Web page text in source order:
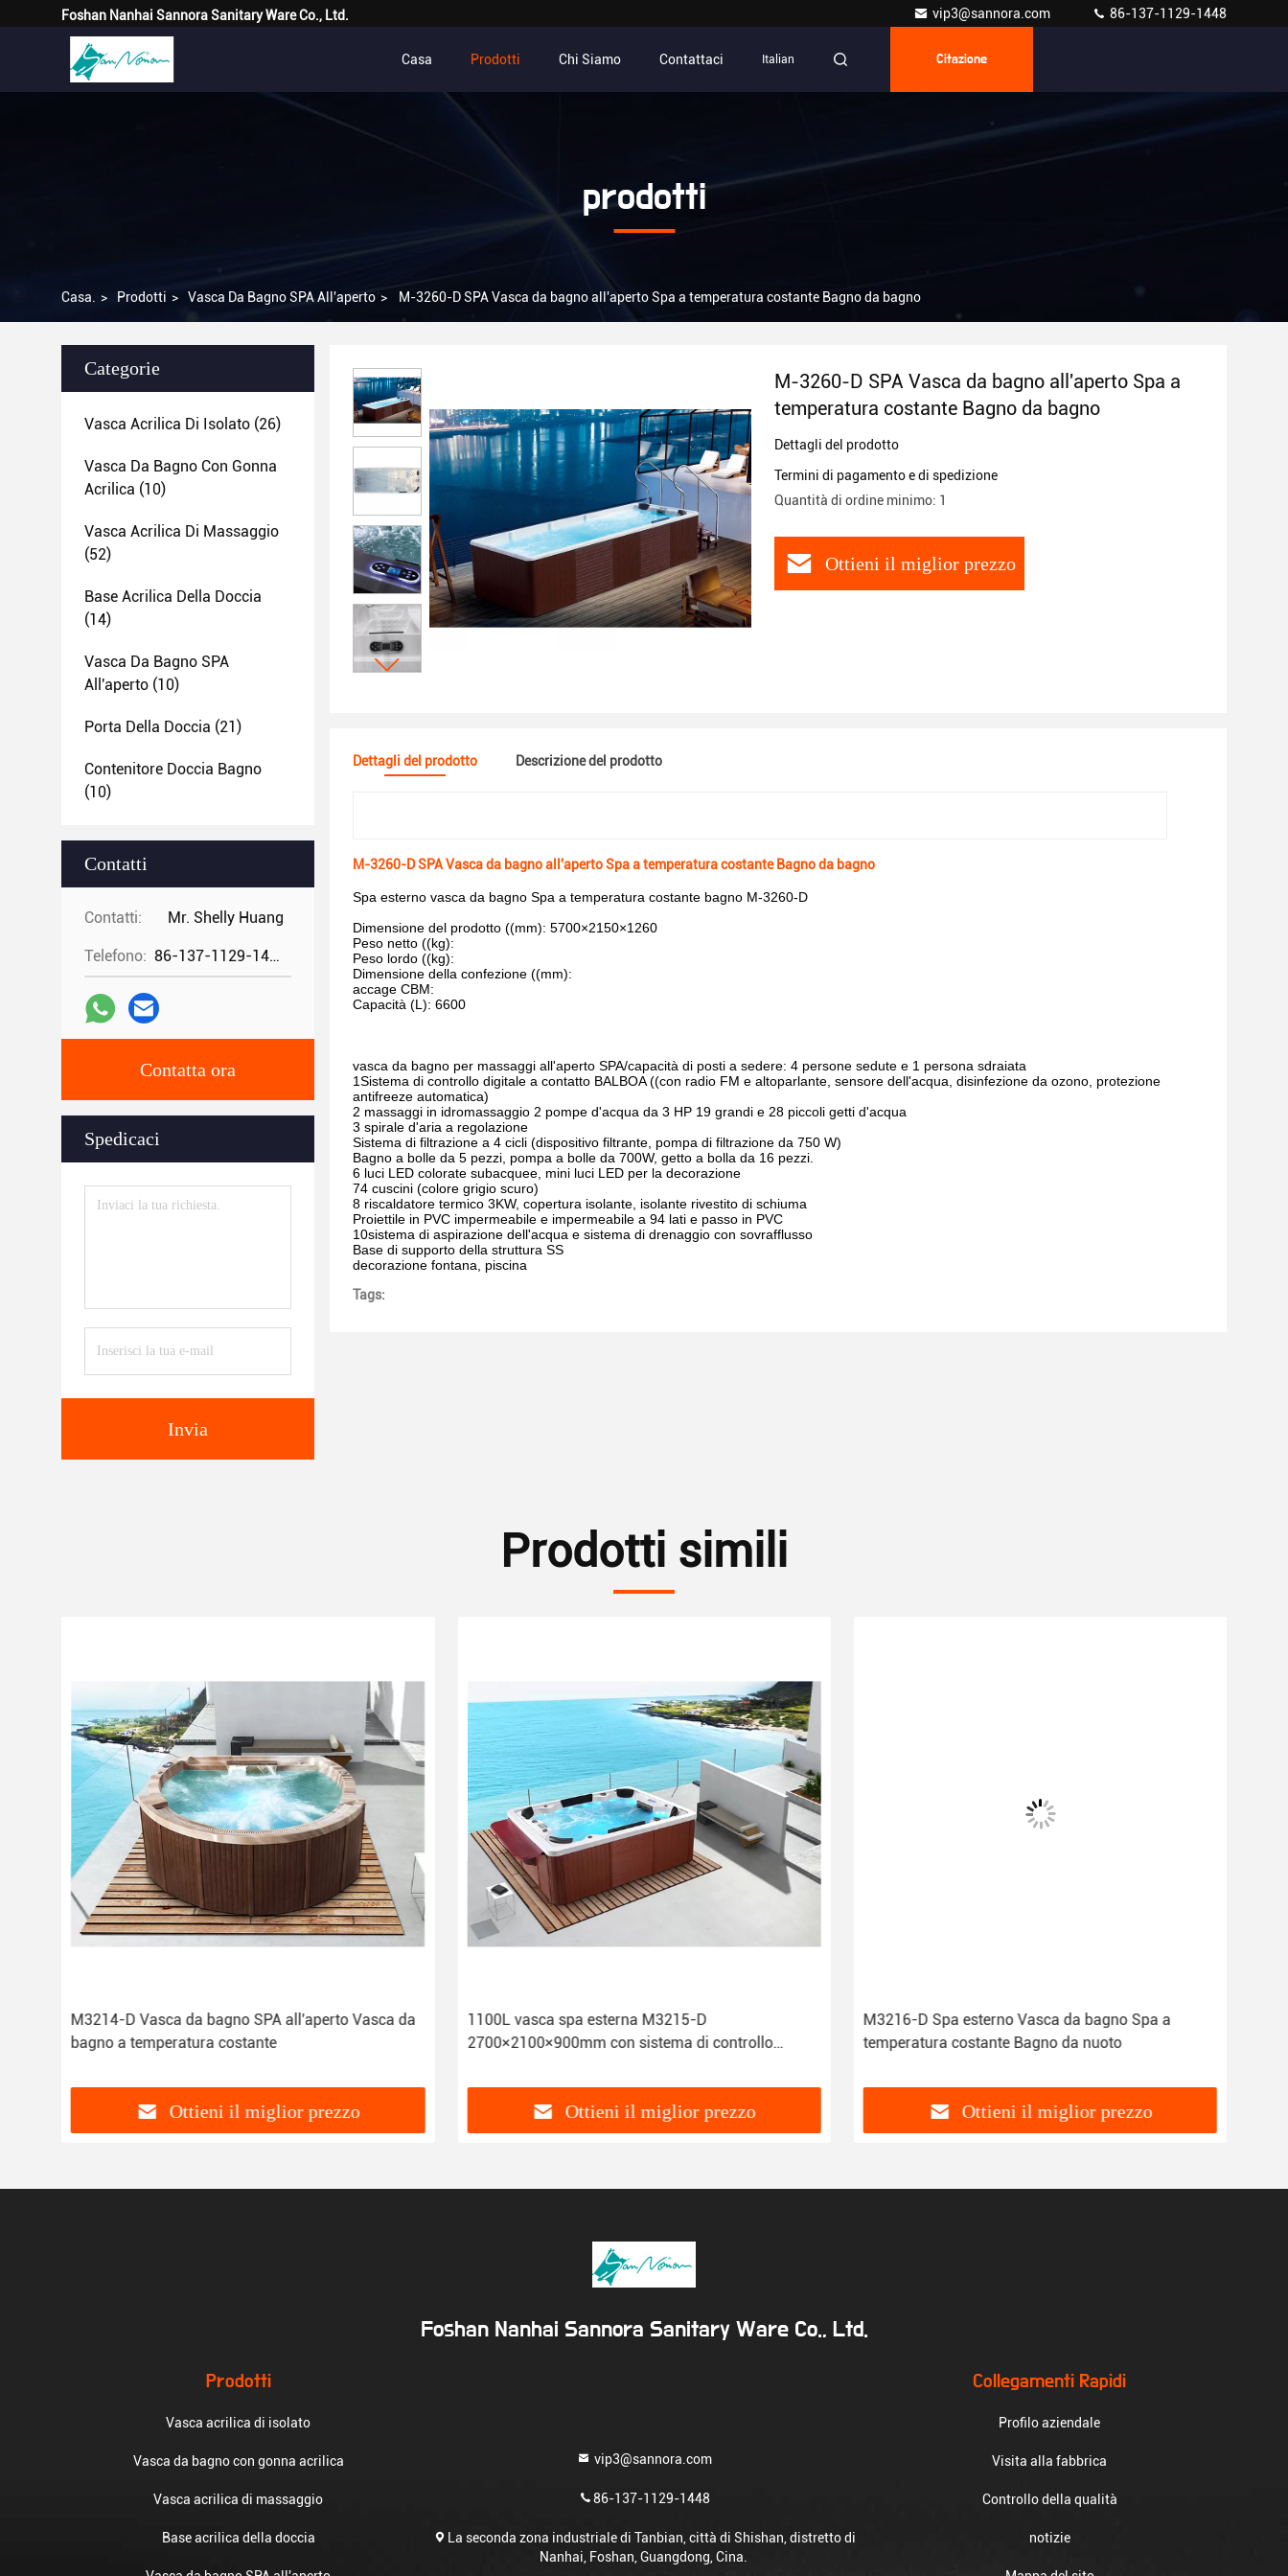
Foshan Nanhai Sannora Sanitary Ware Co., Ltd. vip3@sannora.com 86-137-1129-1448
Casa Prodotti Chi Siamo Contattaci Italian Citazione
prodotti
Casa. > Prodotti > Vasca Da Bagno SPA All'aperto > M-3260-D SPA Vasca da bagno all'aperto Spa a temperatura costante Bagno da bagno
Categorie
Vasca Acrilica Di Isolato (26)
Vasca Da Bagno Con Gonna
Acrilica (10)
Vasca Acrilica Di Massaggio
(52)
Base Acrilica Della Doccia
(14)
Vasca Da Bagno SPA
All'aperto (10)
Porta Della Doccia (21)
Contenitore Doccia Bagno
(10)
Contatti
Contatti: Mr. Shelly Huang
Telefono: 86-137-1129-1448
Contatta ora
Spedicaci
Invia
M-3260-D SPA Vasca da bagno all'aperto Spa a
temperatura costante Bagno da bagno
Dettagli del prodotto
Termini di pagamento e di spedizione
Quantità di ordine minimo: 1
Ottieni il miglior prezzo
Dettagli del prodotto Descrizione del prodotto
M-3260-D SPA Vasca da bagno all'aperto Spa a temperatura costante Bagno da bagno
Spa esterno vasca da bagno Spa a temperatura costante bagno M-3260-D
Dimensione del prodotto ((mm): 5700×2150×1260
Peso netto ((kg):
Peso lordo ((kg):
Dimensione della confezione ((mm):
accage CBM:
Capacità (L): 6600
vasca da bagno per massaggi all'aperto SPA/capacità di posti a sedere: 4 persone sedute e 1 persona sdraiata
1Sistema di controllo digitale a contatto BALBOA ((con radio FM e altoparlante, sensore dell'acqua, disinfezione da ozono, protezione
antifreeze automatica)
2 massaggi in idromassaggio 2 pompe d'acqua da 3 HP 19 grandi e 28 piccoli getti d'acqua
3 spirale d'aria a regolazione
Sistema di filtrazione a 4 cicli (dispositivo filtrante, pompa di filtrazione da 750 W)
Bagno a bolle da 5 pezzi, pompa a bolle da 700W, getto a bolla da 16 pezzi.
6 luci LED colorate subacquee, mini luci LED per la decorazione
74 cuscini (colore grigio scuro)
8 riscaldatore termico 3KW, copertura isolante, isolante rivestito di schiuma
Proiettile in PVC impermeabile e impermeabile a 94 lati e passo in PVC
10sistema di aspirazione dell'acqua e sistema di drenaggio con sovrafflusso
Base di supporto della struttura SS
decorazione fontana, piscina
Tags:
Prodotti simili
M3214-D Vasca da bagno SPA all'aperto Vasca da
bagno a temperatura costante
Ottieni il miglior prezzo
1100L vasca spa esterna M3215-D
2700×2100×900mm con sistema di controllo
Ottieni il miglior prezzo
M3216-D Spa esterno Vasca da bagno Spa a
temperatura costante Bagno da nuoto
Ottieni il miglior prezzo
Foshan Nanhai Sannora Sanitary Ware Co., Ltd.
Prodotti
Vasca acrilica di isolato
Vasca da bagno con gonna acrilica
Vasca acrilica di massaggio
Base acrilica della doccia
vip3@sannora.com
86-137-1129-1448
La seconda zona industriale di Tanbian, città di Shishan, distretto di
Nanhai, Foshan, Guangdong, Cina.
Collegamenti Rapidi
Profilo aziendale
Visita alla fabbrica
Controllo della qualità
notizie